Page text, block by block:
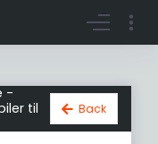
Register account
-
til
Back